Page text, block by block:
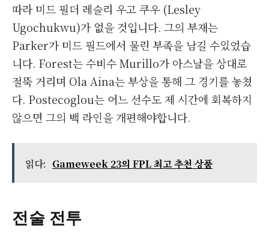
따라 미드 필더 레슬리 우고 쿠우 (Lesley
Ugochukwu)가 없을 것입니다. 그의 부재는
Parker가 미드 필드에서 물린 부족을 남길 수있었습
니다. Forest는 수비수 Murillo가 아스날을 상대로
절뚝 거리며 Ola Aina는 부상을 통해 그 경기를 놓쳤
다. Postecoglou는 어느 선수도 제 시간에 회복하지
않으면 그의 백 라인을 개편해야합니다.
읽다: Gameweek 23의 FPL 최고 추천 상품
전술 전투